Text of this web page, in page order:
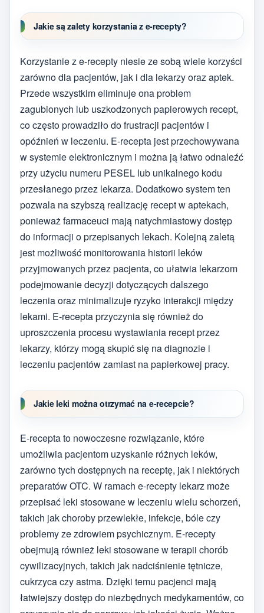
Jakie są zalety korzystania z e-recepty?
Korzystanie z e-recepty niesie ze sobą wiele korzyści
zarówno dla pacjentów, jak i dla lekarzy oraz aptek.
Przede wszystkim eliminuje ona problem
zagubionych lub uszkodzonych papierowych recept,
co często prowadziło do frustracji pacjentów i
opóźnień w leczeniu. E-recepta jest przechowywana
w systemie elektronicznym i można ją łatwo odnaleźć
przy użyciu numeru PESEL lub unikalnego kodu
przesłanego przez lekarza. Dodatkowo system ten
pozwala na szybszą realizację recept w aptekach,
ponieważ farmaceuci mają natychmiastowy dostęp
do informacji o przepisanych lekach. Kolejną zaletą
jest możliwość monitorowania historii leków
przyjmowanych przez pacjenta, co ułatwia lekarzom
podejmowanie decyzji dotyczących dalszego
leczenia oraz minimalizuje ryzyko interakcji między
lekami. E-recepta przyczynia się również do
uproszczenia procesu wystawiania recept przez
lekarzy, którzy mogą skupić się na diagnozie i
leczeniu pacjentów zamiast na papierkowej pracy.
Jakie leki można otrzymać na e-recepcie?
E-recepta to nowoczesne rozwiązanie, które
umożliwia pacjentom uzyskanie różnych leków,
zarówno tych dostępnych na receptę, jak i niektórych
preparatów OTC. W ramach e-recepty lekarz może
przepisać leki stosowane w leczeniu wielu schorzeń,
takich jak choroby przewlekłe, infekcje, bóle czy
problemy ze zdrowiem psychicznym. E-recepty
obejmują również leki stosowane w terapii chorób
cywilizacyjnych, takich jak nadciśnienie tętnicze,
cukrzyca czy astma. Dzięki temu pacjenci mają
łatwiejszy dostęp do niezbędnych medykamentów, co